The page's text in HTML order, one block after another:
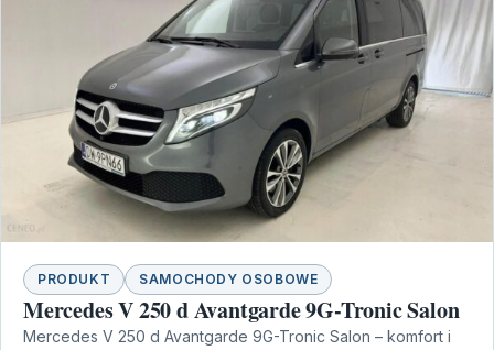
PRODUKT SAMOCHODY OSOBOWE
Mercedes V 250 d Avantgarde 9G-Tronic Salon
Mercedes V 250 d Avantgarde 9G-Tronic Salon – komfort i